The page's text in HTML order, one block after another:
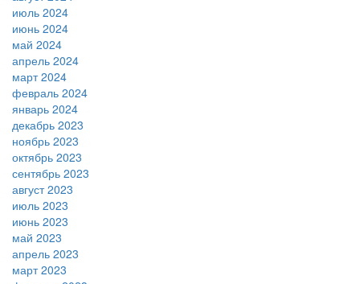
июль 2024
июнь 2024
май 2024
апрель 2024
март 2024
февраль 2024
январь 2024
декабрь 2023
ноябрь 2023
октябрь 2023
сентябрь 2023
август 2023
июль 2023
июнь 2023
май 2023
апрель 2023
март 2023